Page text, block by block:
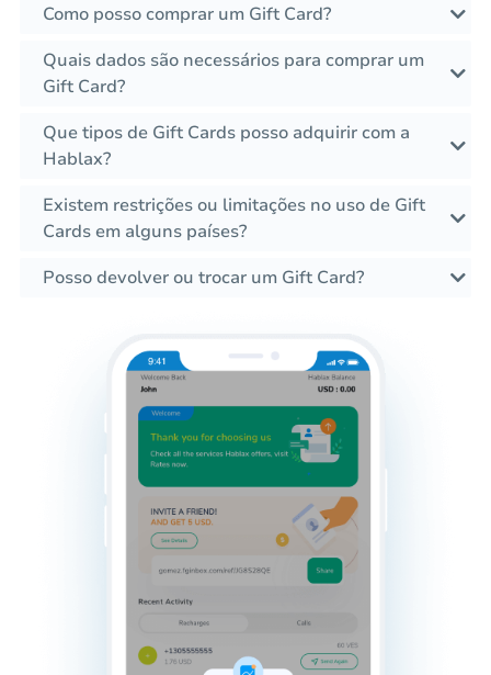
Como posso comprar um Gift Card?
Quais dados são necessários para comprar um
Gift Card?
Que tipos de Gift Cards posso adquirir com a
Hablax?
Existem restrições ou limitações no uso de Gift
Cards em alguns países?
Posso devolver ou trocar um Gift Card?